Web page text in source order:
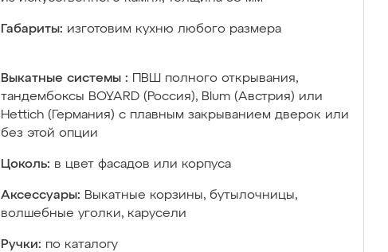
Габариты: изготовим кухню любого размера
Выкатные системы :
ПВШ полного открывания,
тандембоксы BOYARD (Россия), Blum (Австрия) или
Hettich (Германия) с плавным закрыванием дверок или
без этой опции
Цоколь: в цвет фасадов или корпуса
Аксессуары: Выкатные корзины, бутылочницы,
волшебные уголки, карусели
Ручки: по каталогу